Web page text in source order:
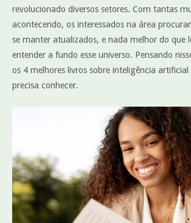
revolucionado diversos setores. Com tantas
acontecendo, os interessados na área
se manter atualizados, e nada melhor do que
entender a fundo esse universo. Pensando
os 4 melhores livros sobre inteligência
precisa conhecer.